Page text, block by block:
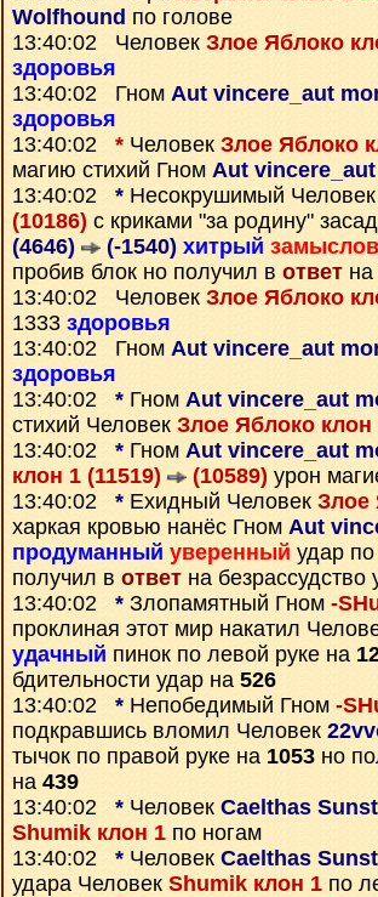
Wolfhound по голове
13:40:02 Человек Злое Яблоко
здоровья
13:40:02 Гном Aut vincere_aut
здоровья
13:40:02 * Человек Злое Яблоко
магию стихий Гном Aut
13:40:02 * Несокрушимый Человек
(10186) с криками "за родину"
(4646)
(-1540) хитрый
пробив блок но получил в ответ
13:40:02 Человек Злое Яблоко
1333 здоровья
13:40:02 Гном Aut vincere_aut
здоровья
13:40:02 * Гном Aut vincere_aut
стихий Человек Злое Яблоко клон
13:40:02 * Гном Aut vincere_aut
клон 1 (11519)
(10589) урон
13:40:02 * Ехидный Человек Злое
харкая кровью нанёс Гном Aut
продуманный уверенный удар
получил в ответ на безрассудство
13:40:02 * Злопамятный Гном -
проклиная этот мир накатил
удачный пинок по левой руке на
бдительности удар на 526
13:40:02 * Непобедимый Гном -
подкравшись вломил Человек
тычок по правой руке на 1053 но
на 439
13:40:02 * Человек Caelthas
Shumik клон 1 по ногам
13:40:02 * Человек Caelthas
удара Человек Shumik клон 1 по